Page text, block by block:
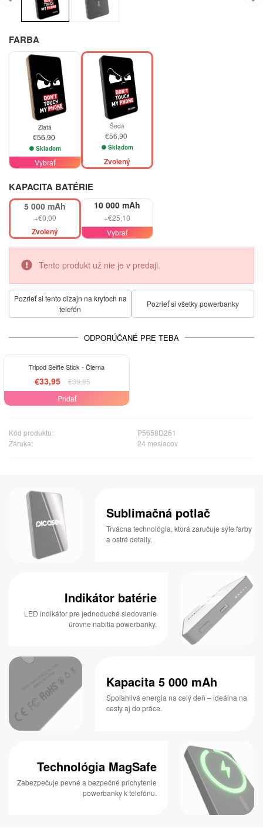
FARBA
Zlatá
€56,90
Skladom
Vybrať
Šedá
€56,90
Skladom
Zvolený
KAPACITA BATÉRIE
5 000 mAh
+€0,00
Zvolený
10 000 mAh
+€25,10
Vybrať
Tento produkt už nie je v predaji.
Pozrieť si tento dizajn na krytoch na
telefón
Pozrieť si všetky powerbanky
ODPORÚČANÉ PRE TEBA
Tripod Selfie Stick - Čierna
€33,95
€39,95
Pridať
Kód produktu:
P5658D261
Záruka:
24 mesiacov
Sublimačná potlač
Trvácna technológia, ktorá zaručuje sýte farby
a ostré detaily.
Indikátor batérie
LED indikátor pre jednoduché sledovanie
úrovne nabitia powerbanky.
Kapacita 5 000 mAh
Spoľahlivá energia na celý deň – ideálna na
cesty aj do práce.
Technológia MagSafe
Zabezpečuje pevné a bezpečné prichytenie
powerbanky k telefónu.